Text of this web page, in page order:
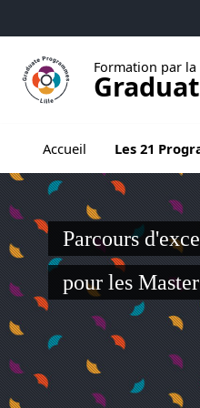
Formation par
Accueil Les 21
Parcours
pour les